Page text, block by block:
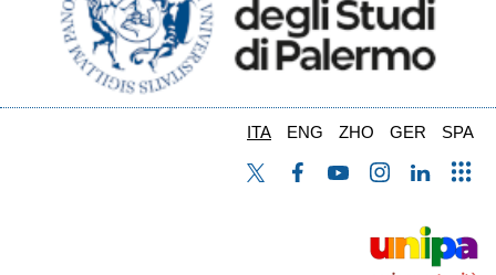
ITA ENG ZHO GER SPA